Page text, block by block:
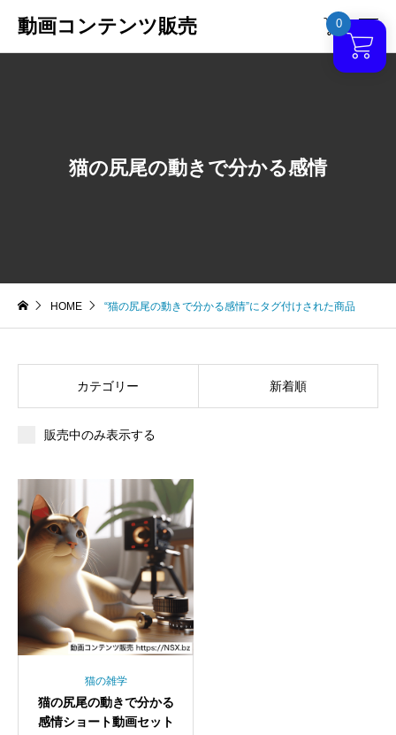
動画コンテンツ販売 
猫の尻尾の動きで分かる感情
HOME “猫の尻尾の動きで分かる感情”にタグ付けされた商品
カテゴリー 新着順
販売中のみ表示する
猫の雑学
猫の尻尾の動きで分かる
感情ショート動画セット
0